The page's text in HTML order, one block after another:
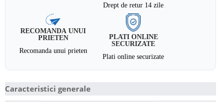
Drept de retur 14 zile
RECOMANDA UNUI
PRIETEN
Recomanda unui prieten
PLATI ONLINE
SECURIZATE
Plati online securizate
Caracteristici generale